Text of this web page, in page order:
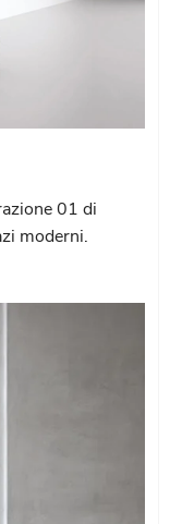
01 di
moderni.